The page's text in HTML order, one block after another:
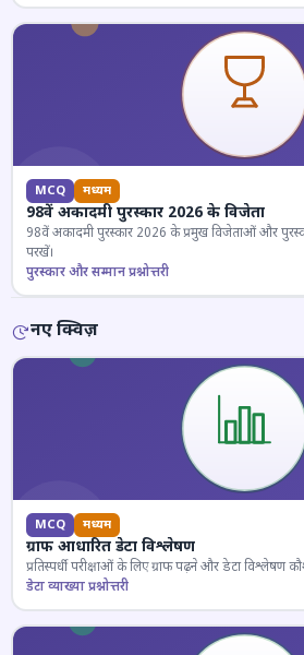
MCQ मध्यम
98वें अकादमी पुरस्कार 2026 के विजेता
98वें अकादमी पुरस्कार 2026 के प्रमुख विजेताओं और
परखें।
पुरस्कार और सम्मान प्रश्नोत्तरी
नए क्विज़
MCQ मध्यम
ग्राफ आधारित डेटा विश्लेषण
प्रतिस्पर्धी परीक्षाओं के लिए ग्राफ पढ़ने और डेटा विश्लेषण
डेटा व्याख्या प्रश्नोत्तरी